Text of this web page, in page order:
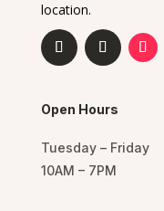
location.
Open Hours
Tuesday – Friday
10AM – 7PM